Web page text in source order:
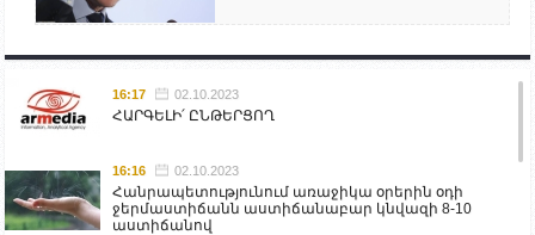
16:17 02.10.2023
ՀԱՐԳԵԼԻ՛ ԸՆԹԵՐՑՈՂ
16:16 02.10.2023
Հանրապետությունում առաջիկա օրերին օդի
ջերմաստիճանն աստիճանաբար կնվազի 8-10
աստիճանով